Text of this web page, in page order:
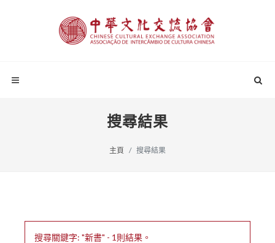
搜尋結果
主頁 搜尋結果
搜尋關鍵字: "新書" - 1則結果。